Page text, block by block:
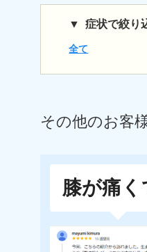
症状で絞り
全て
その他のお客
膝が痛